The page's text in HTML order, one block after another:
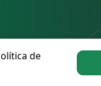
de
Plataforma HUB URBS